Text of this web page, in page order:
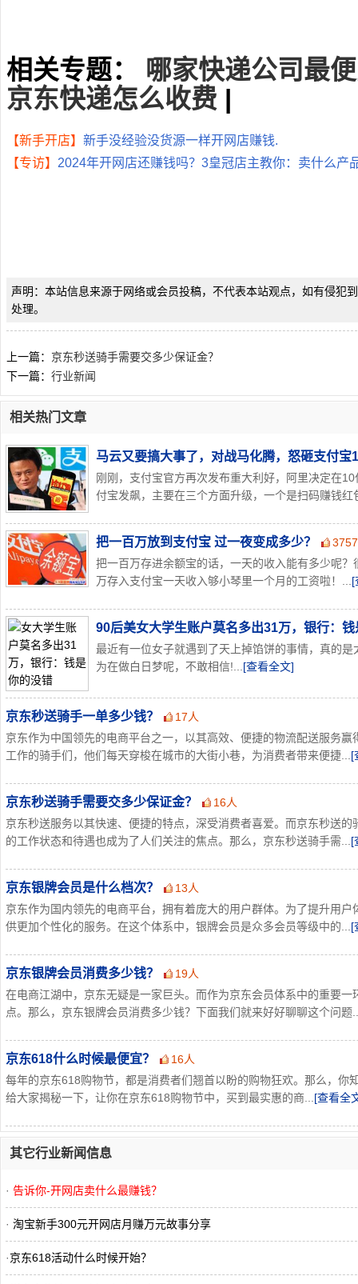
相关专题： 哪家快递公司最
京东快递怎么收费 |
【新手开店】 新手没经验没货源一样开网店赚钱.
【专访】 2024年开网店还赚钱吗？3皇冠店主教你：卖什么产
声明：本站信息来源于网络或会员投稿，不代表本站观点，如有侵犯
处理。
上一篇： 京东秒送骑手需要交多少保证金？
下一篇： 行业新闻
相关热门文章
马云又要搞大事了，对战马化腾，怒砸支付
刚刚，支付宝官方再次发布重大利好，阿里决定在
付宝发飙，主要在三个方面升级，一个是扫码赚钱红
把一百万放到支付宝 过一夜变成多少？
把一百万存进余额宝的话，一天的收入能有多少呢
万存入支付宝一天收入够小琴里一个月的工资啦！... [
90后美女大学生账户莫名多出31万，银行：
最近有一位女子就遇到了天上掉馅饼的事情，真的
为在做白日梦呢，不敢相信!... [查看全文]
京东秒送骑手一单多少钱？
17人
京东作为中国领先的电商平台之一，以其高效、便捷的物流配送服务
工作的骑手们，他们每天穿梭在城市的大街小巷，为消费者带来便捷... [
京东秒送骑手需要交多少保证金？
16人
京东秒送服务以其快速、便捷的特点，深受消费者喜爱。而京东秒送
的工作状态和待遇也成为了人们关注的焦点。那么，京东秒送骑手需... [
京东银牌会员是什么档次？
13人
京东作为国内领先的电商平台，拥有着庞大的用户群体。为了提升用
供更加个性化的服务。在这个体系中，银牌会员是众多会员等级中的... [
京东银牌会员消费多少钱？
19人
在电商江湖中，京东无疑是一家巨头。而作为京东会员体系中的重要
点。那么，京东银牌会员消费多少钱？下面我们就来好好聊聊这个问题
京东618什么时候最便宜？
16人
每年的京东618购物节，都是消费者们翘首以盼的购物狂欢。那么，你
给大家揭秘一下，让你在京东618购物节中，买到最实惠的商... [查看全
其它行业新闻信息
· 告诉你-开网店卖什么最赚钱？
· 淘宝新手300元开网店月赚万元故事分享
·京东618活动什么时候开始？